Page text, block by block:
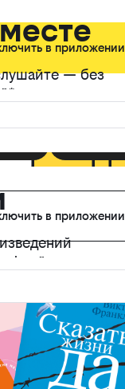
— без
в приложении
в приложении